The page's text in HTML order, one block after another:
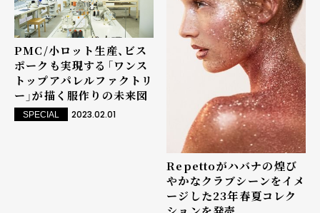
PMC/小ロット生産、ビス
ポークも実現する「ワンス
トップアパレルファクトリ
ー」が描く服作りの未来図
SPECIAL 2023.02.01
Repettoがハバナの煌び
やかなクラブシーンをイメ
ージした23年春夏コレク